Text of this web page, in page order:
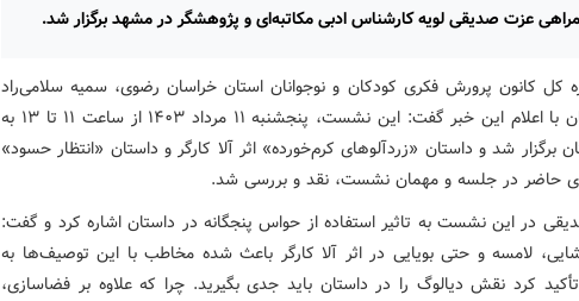
عزت صدیقی لویه کارشناس ادبی مکاتبه‌ای و پژوهشگر در مشهد برگزار شد.
کل کانون پرورش فکری کودکان و نوجوانان استان خراسان رضوی، سمیه سلامی‌راد
کارشناس مسئول ادبی استان با اعلام این خبر گفت: این نشست، پنجشنبه ۱۱ مرداد ۱۴۰۳ از ساعت ۱۱ تا ۱۳ به
شد و داستان‌ «زردآلوهای کرم‌خورده» اثر آلا کارگر و داستان «انتظار حسود»
حاضر در جلسه و مهمان نشست، نقد و بررسی شد.
در این نشست به تاثیر استفاده از حواس پنجگانه در داستان اشاره کرد و گفت:
لامسه و حتی بویایی در اثر آلا کارگر باعث شده مخاطب با این توصیف‌ها به
تأکید کرد نقش دیالوگ را در داستان باید جدی بگیرید. چرا که علاوه بر فضاسازی،